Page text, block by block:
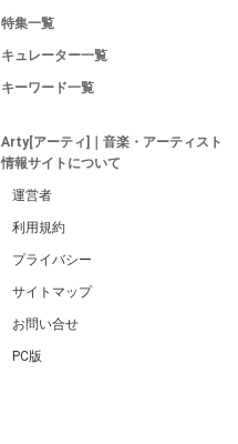
特集一覧
キュレーター一覧
キーワード一覧
Arty[アーティ]｜音楽・アーティスト
情報サイトについて
運営者
利用規約
プライバシー
サイトマップ
お問い合せ
PC版